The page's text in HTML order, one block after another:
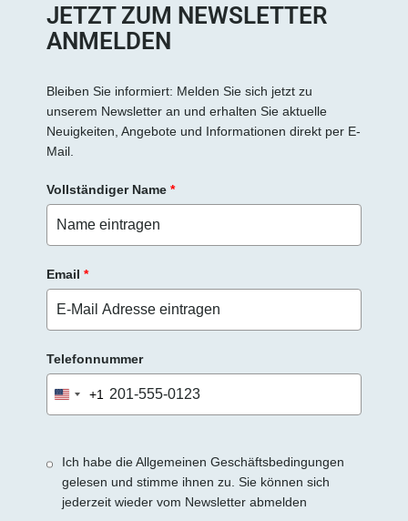
JETZT ZUM NEWSLETTER
ANMELDEN
Bleiben Sie informiert: Melden Sie sich jetzt zu
unserem Newsletter an und erhalten Sie aktuelle
Neuigkeiten, Angebote und Informationen direkt per E-
Mail.
Vollständiger Name *
Email *
Telefonnummer
United
States
+1
Ich habe die Allgemeinen Geschäftsbedingungen
gelesen und stimme ihnen zu. Sie können sich
jederzeit wieder vom Newsletter abmelden